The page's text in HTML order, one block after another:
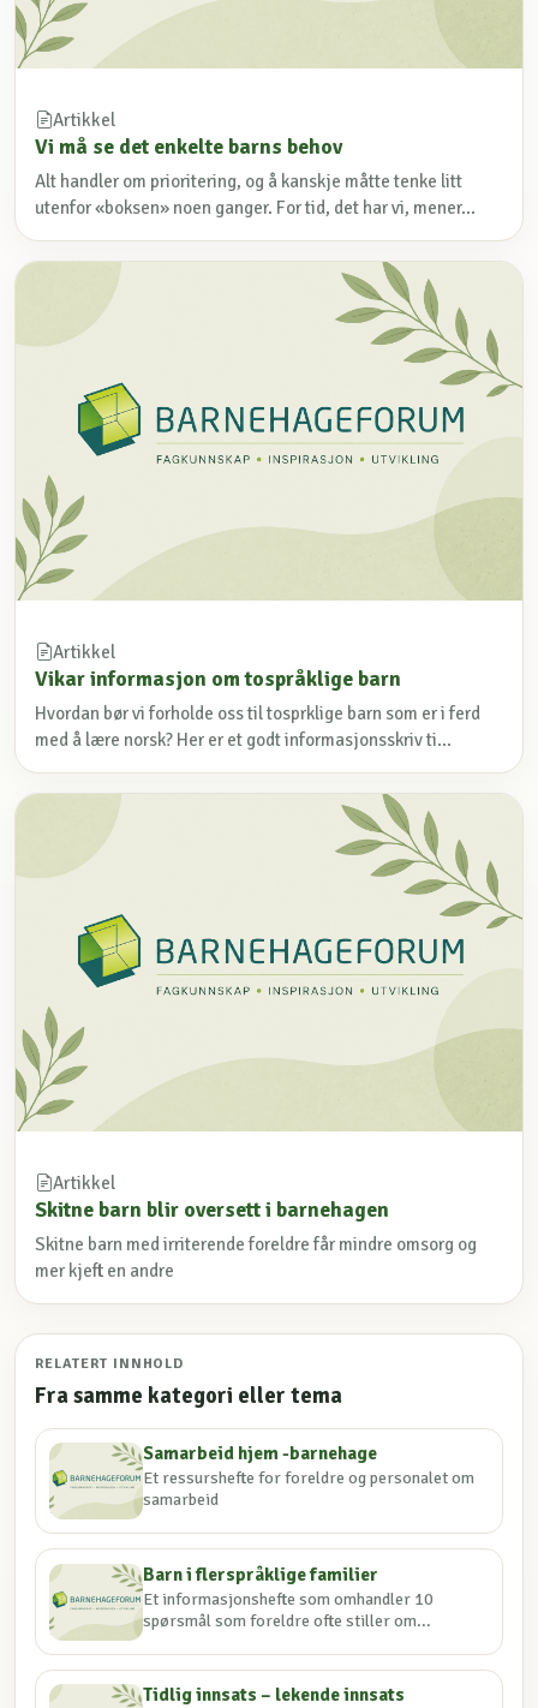
Artikkel
Vi må se det enkelte barns behov
Alt handler om prioritering, og å kanskje måtte tenke litt
utenfor «boksen» noen ganger. For tid, det har vi, mener...
Artikkel
Vikar informasjon om tospråklige barn
Hvordan bør vi forholde oss til tosprklige barn som er i ferd
med å lære norsk? Her er et godt informasjonsskriv ti...
Artikkel
Skitne barn blir oversett i barnehagen
Skitne barn med irriterende foreldre får mindre omsorg og
mer kjeft en andre
RELATERT INNHOLD
Fra samme kategori eller tema
Samarbeid hjem -barnehage
Et ressurshefte for foreldre og personalet om
samarbeid
Barn i flerspråklige familier
Et informasjonshefte som omhandler 10
spørsmål som foreldre ofte stiller om...
Tidlig innsats – lekende innsats